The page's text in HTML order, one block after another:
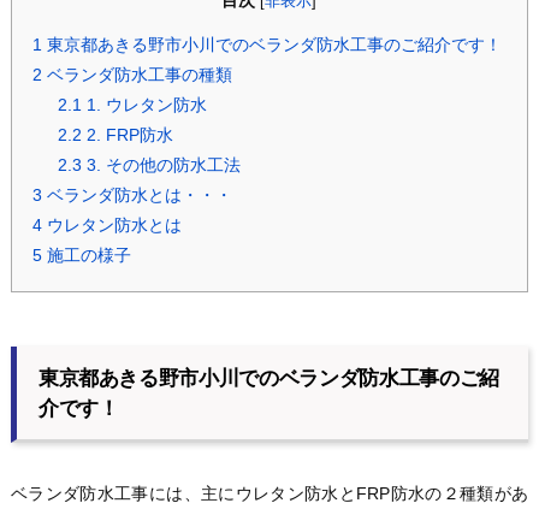
1東京都あきる野市小川でのベランダ防水工事のご紹介です！
2 ベランダ防水工事の種類
2.11. ウレタン防水
2.2 2. FRP防水
2.3 3. その他の防水工法
3 ベランダ防水とは・・・
4ウレタン防水とは
5施工の様子
東京都あきる野市小川でのベランダ防水工事のご紹
介です！
ベランダ防水工事には、主にウレタン防水とFRP防水の２種類があ